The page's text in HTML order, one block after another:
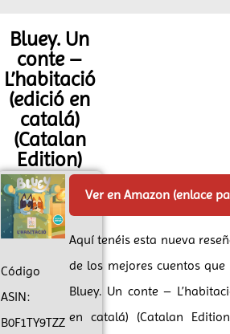
Bluey. Un
conte –
L’habitació
(edició en
catalá)
(Catalan
Edition)
Código
ASIN:
B0F1TY9TZZ
Ver en Amazon (enlace
Aquí tenéis esta nueva
de los mejores cuentos
Bluey. Un conte –
en catalá) (Catalan